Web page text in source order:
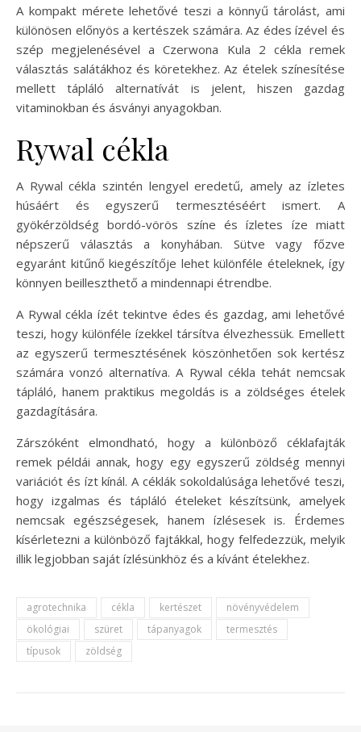
A kompakt mérete lehetővé teszi a könnyű tárolást, ami
különösen előnyös a kertészek számára. Az édes ízével és
szép megjelenésével a Czerwona Kula 2 cékla remek
választás salátákhoz és köretekhez. Az ételek színesítése
mellett tápláló alternatívát is jelent, hiszen gazdag
vitaminokban és ásványi anyagokban.
Rywal cékla
A Rywal cékla szintén lengyel eredetű, amely az ízletes
húsáért és egyszerű termesztéséért ismert. A
gyökérzöldség bordó-vörös színe és ízletes íze miatt
népszerű választás a konyhában. Sütve vagy főzve
egyaránt kitűnő kiegészítője lehet különféle ételeknek, így
könnyen beilleszthető a mindennapi étrendbe.
A Rywal cékla ízét tekintve édes és gazdag, ami lehetővé
teszi, hogy különféle ízekkel társítva élvezhessük. Emellett
az egyszerű termesztésének köszönhetően sok kertész
számára vonzó alternatíva. A Rywal cékla tehát nemcsak
tápláló, hanem praktikus megoldás is a zöldséges ételek
gazdagítására.
Zárszóként elmondható, hogy a különböző céklafajták
remek példái annak, hogy egy egyszerű zöldség mennyi
variációt és ízt kínál. A céklák sokoldalúsága lehetővé teszi,
hogy izgalmas és tápláló ételeket készítsünk, amelyek
nemcsak egészségesek, hanem ízlésesek is. Érdemes
kísérletezni a különböző fajtákkal, hogy felfedezzük, melyik
illik legjobban saját ízlésünkhöz és a kívánt ételekhez.
agrotechnika cékla kertészet
növényvédelem
ökológiai
szüret tápanyagok
termesztés
típusok
zöldség